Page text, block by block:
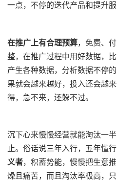
一点，不停的迭代产品和提升服
在推广上有合理预算，免费、
整，在推广过程中用好数据，
产生各种数据，分析数据不停
果就会越来越好，投入还会越
得，急不来，还躲不过。
沉下心来慢慢经营就能淘汰一
止。俗话说三年入行，五年懂
义者，积蓄势能，慢慢把生意
燥且痛苦，而且淘汰率极高，